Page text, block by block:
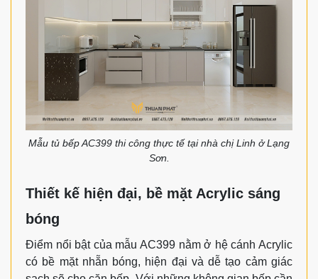
Mẫu tủ bếp AC399 thi công thực tế tại nhà chị Linh ở Lạng
Sơn.
Thiết kế hiện đại, bề mặt Acrylic sáng
bóng
Điểm nổi bật của mẫu AC399 nằm ở hệ cánh Acrylic
có bề mặt nhẵn bóng, hiện đại và dễ tạo cảm giác